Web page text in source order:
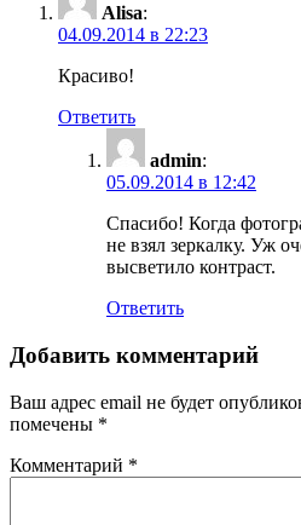
Alisa:
04.09.2014 в 22:23
Красиво!
Ответить
admin:
05.09.2014 в 12:42
Спасибо! Когда
не взял зеркалку. Уж
высветило контраст.
Ответить
Добавить комментарий
Ваш адрес email не будет
помечены *
Комментарий *